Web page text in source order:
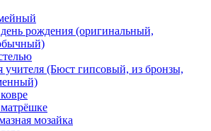
рождения (оригинальный,
учителя (Бюст гипсовый, из бронзы,
мозайка